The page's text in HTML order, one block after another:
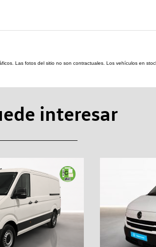
Las fotos del sitio no son contractuales. Los vehículos en
interesar